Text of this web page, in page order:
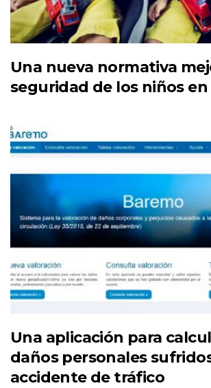
Una nueva normativa
seguridad de los niños
Una aplicación para
daños personales
accidente de tráfico